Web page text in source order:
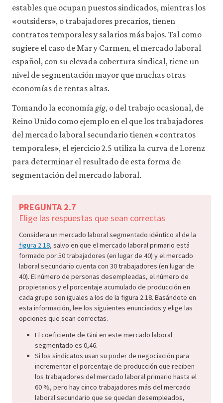
estables que ocupan puestos sindicados, mientras los
«outsiders», o trabajadores precarios, tienen
contratos temporales y salarios más bajos. Tal como
sugiere el caso de Mar y Carmen, el mercado laboral
español, con su elevada cobertura sindical, tiene un
nivel de segmentación mayor que muchas otras
economías de rentas altas.
Tomando la economía gig, o del trabajo ocasional, de
Reino Unido como ejemplo en el que los trabajadores
del mercado laboral secundario tienen «contratos
temporales», el ejercicio 2.5 utiliza la curva de Lorenz
para determinar el resultado de esta forma de
segmentación del mercado laboral.
PREGUNTA 2.7
Elige las respuestas que sean correctas
Considera un mercado laboral segmentado idéntico al de la
figura 2.18, salvo en que el mercado laboral primario está
formado por 50 trabajadores (en lugar de 40) y el mercado
laboral secundario cuenta con 30 trabajadores (en lugar de
40). El número de personas desempleadas, el número de
propietarios y el porcentaje acumulado de producción en
cada grupo son iguales a los de la figura 2.18. Basándote en
esta información, lee los siguientes enunciados y elige las
opciones que sean correctas.
El coeficiente de Gini en este mercado laboral
segmentado es 0,46.
Si los sindicatos usan su poder de negociación para
incrementar el porcentaje de producción que reciben
los trabajadores del mercado laboral primario hasta el
60 %, pero hay cinco trabajadores más del mercado
laboral secundario que se quedan desempleados,